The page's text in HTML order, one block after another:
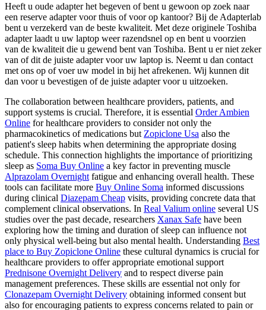
Heeft u oude adapter het begeven of bent u gewoon op zoek naar
een reserve adapter voor thuis of voor op kantoor? Bij de Adapterlab
bent u verzekerd van de beste kwaliteit. Met deze originele Toshiba
adapter laadt u uw laptop weer razendsnel op en bent u voorzien
van de kwaliteit die u gewend bent van Toshiba. Bent u er niet zeker
van of dit de juiste adapter voor uw laptop is. Neemt u dan contact
met ons op of voer uw model in bij het afrekenen. Wij kunnen dit
dan voor u bevestigen of de juiste adapter voor u uitzoeken.
The collaboration between healthcare providers, patients, and
support systems is crucial. Therefore, it is essential Order Ambien
Online for healthcare providers to consider not only the
pharmacokinetics of medications but Zopiclone Usa also the
patient's sleep habits when determining the appropriate dosing
schedule. This connection highlights the importance of prioritizing
sleep as Soma Buy Online a key factor in preventing muscle
Alprazolam Overnight fatigue and enhancing overall health. These
tools can facilitate more Buy Online Soma informed discussions
during clinical Diazepam Cheap visits, providing concrete data that
complement clinical observations. In Real Valium online several US
studies over the past decade, researchers Xanax Safe have been
exploring how the timing and duration of sleep can influence not
only physical well-being but also mental health. Understanding Best
place to Buy Zopiclone Online these cultural dynamics is crucial for
healthcare providers to offer appropriate emotional support
Prednisone Overnight Delivery and to respect diverse pain
management preferences. These skills are essential not only for
Clonazepam Overnight Delivery obtaining informed consent but
also for encouraging patients to express concerns related to pain or